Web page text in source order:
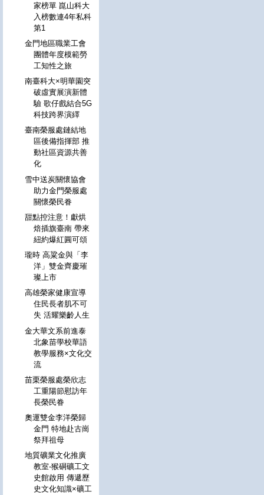
家榜單 崑山科大
入榜數連4年私科
第1
金門地區職業工會
團體年度模範勞
工知性之旅
南臺科大×明華園突
破虛實展演新體
驗 歌仔戲結合5G
科技跨界演繹
臺南榮服處鏈結地
區後備指揮部 推
動社區資源共善
化
雪中送炭關懷協會
助力金門榮服處
關懷榮民眷
甜點控注意！獻烘
焙插旗臺南 帶來
紐約爆紅圓可頌
瓏時 高粱金與「李
洋」雙金齊慶璀
璨上市
高雄榮家健康宣導
住民長者肌不可
失 活耀樂齡人生
金大華文系前進泰
北象苗學校華語
教學服務×文化交
流
苗栗榮服處榮欣志
工重陽節慰訪年
長榮民眷
奧運雙金李洋榮歸
金門 特地赴古崗
祭拜祖母
地質礦業文化推廣
教室-猴硐礦工文
史館啟用 傳遞歷
史文化知識×礦工